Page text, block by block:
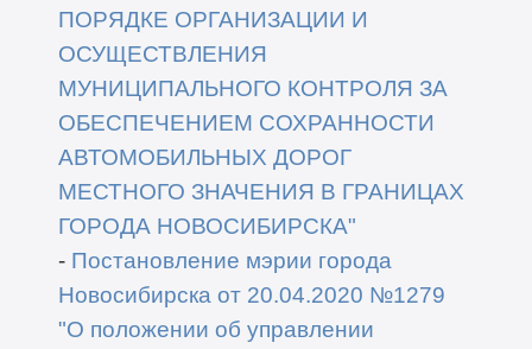
ПОРЯДКЕ ОРГАНИЗАЦИИ И
ОСУЩЕСТВЛЕНИЯ
МУНИЦИПАЛЬНОГО КОНТРОЛЯ ЗА
ОБЕСПЕЧЕНИЕМ СОХРАННОСТИ
АВТОМОБИЛЬНЫХ ДОРОГ
МЕСТНОГО ЗНАЧЕНИЯ В ГРАНИЦАХ
ГОРОДА НОВОСИБИРСКА"
- Постановление мэрии города
Новосибирска от 20.04.2020 №1279
"О положении об управлении